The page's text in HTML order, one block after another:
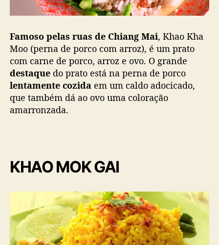
Famoso pelas ruas de Chiang Mai, Khao Kha
Moo (perna de porco com arroz), é um prato
com carne de porco, arroz e ovo. O grande
destaque do prato está na perna de porco
lentamente cozida em um caldo adocicado,
que também dá ao ovo uma coloração
amarronzada.
KHAO MOK GAI